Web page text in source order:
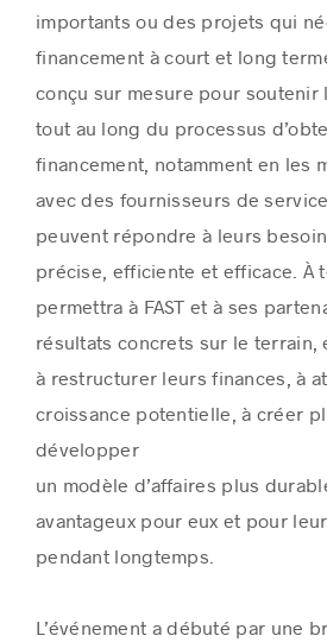
importants ou des projets qui
financement à court et long
conçu sur mesure pour soutenir
tout au long du processus
financement, notamment en les
avec des fournisseurs de
peuvent répondre à leurs
précise, efficiente et efficace. À
permettra à FAST et à ses
résultats concrets sur le terrain,
à restructurer leurs finances, à
croissance potentielle, à créer
développer
un modèle d’affaires plus
avantageux pour eux et pour
pendant longtemps.
L’événement a débuté par une